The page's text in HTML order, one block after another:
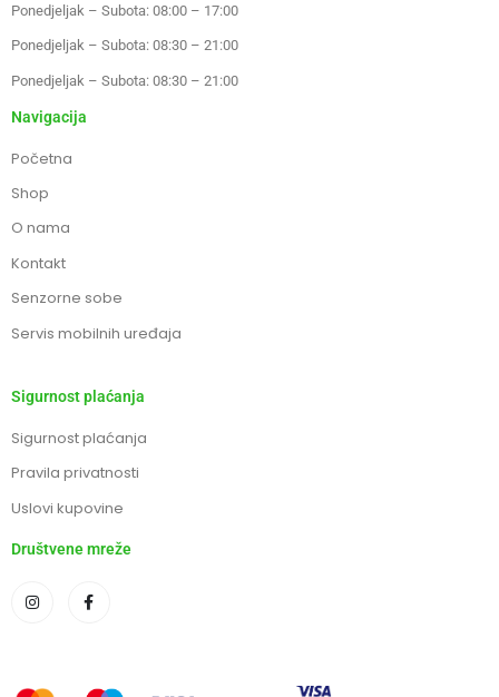
Ponedjeljak – Subota: 08:00 – 17:00
Ponedjeljak – Subota: 08:30 – 21:00
Ponedjeljak – Subota: 08:30 – 21:00
Navigacija
Početna
Shop
O nama
Kontakt
Senzorne sobe
Servis mobilnih uređaja
Sigurnost plaćanja
Sigurnost plaćanja
Pravila privatnosti
Uslovi kupovine
Društvene mreže